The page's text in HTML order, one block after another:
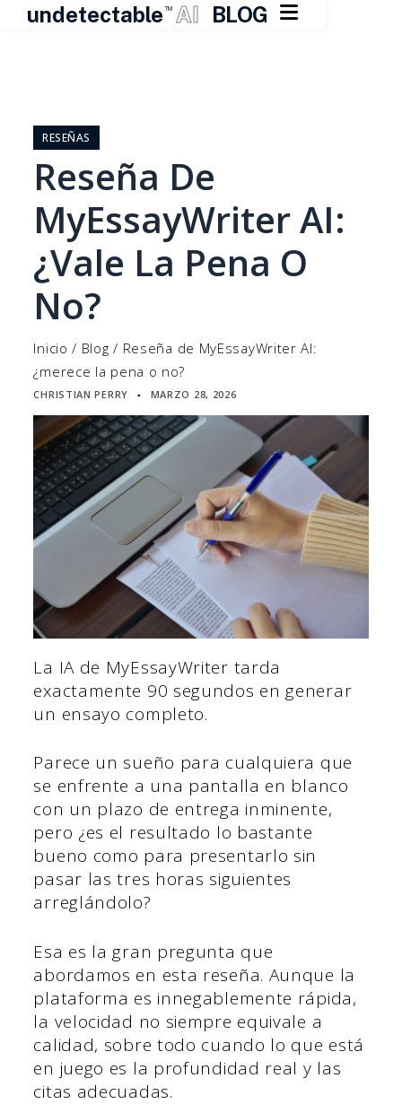
undetectable TM AI BLOG 
contenido
RESEÑAS
Reseña De
MyEssayWriter AI:
¿Vale La Pena O
No?
Inicio / Blog / Reseña de MyEssayWriter AI:
¿merece la pena o no?
CHRISTIAN PERRY ▪ MARZO 28, 2026
La IA de MyEssayWriter tarda
exactamente 90 segundos en generar
un ensayo completo.
Parece un sueño para cualquiera que
se enfrente a una pantalla en blanco
con un plazo de entrega inminente,
pero ¿es el resultado lo bastante
bueno como para presentarlo sin
pasar las tres horas siguientes
arreglándolo?
Esa es la gran pregunta que
abordamos en esta reseña. Aunque la
plataforma es innegablemente rápida,
la velocidad no siempre equivale a
calidad, sobre todo cuando lo que está
en juego es la profundidad real y las
citas adecuadas.